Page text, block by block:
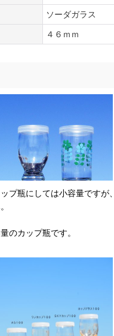
ソーダガラス
４６ｍｍ
プ瓶にしては小容量ですが
のカップ瓶です。